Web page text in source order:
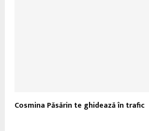
Cosmina Păsărin te ghidează în trafic